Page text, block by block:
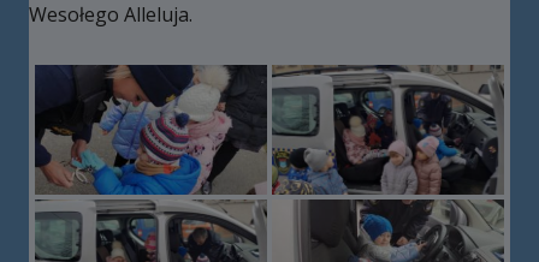
Wesołego Alleluja.